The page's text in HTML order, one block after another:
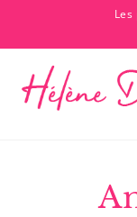
Les